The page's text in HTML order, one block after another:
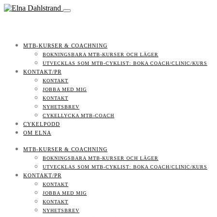
MTB-KURSER & COACHNING
BOKNINGSBARA MTB-KURSER OCH LÄGER
UTVECKLAS SOM MTB-CYKLIST: BOKA COACH/CLINIC/KURS
KONTAKT/PR
KONTAKT
JOBBA MED MIG
KONTAKT
NYHETSBREV
CYKELLYCKA MTB-COACH
CYKELPODD
OM ELNA
MTB-KURSER & COACHNING
BOKNINGSBARA MTB-KURSER OCH LÄGER
UTVECKLAS SOM MTB-CYKLIST: BOKA COACH/CLINIC/KURS
KONTAKT/PR
KONTAKT
JOBBA MED MIG
KONTAKT
NYHETSBREV